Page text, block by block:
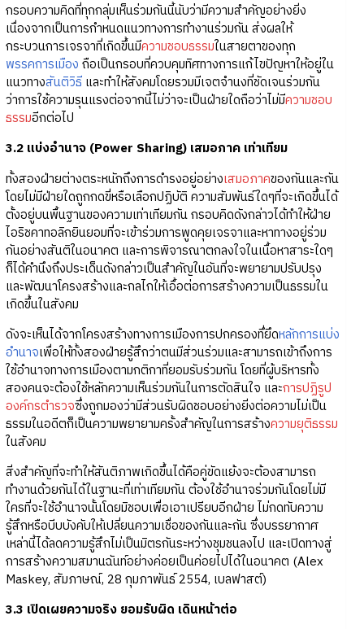
กรอบความคิดที่ทุกกลุ่มเห็นร่วมกันนี้นับว่ามีความสำคัญอย่างยิ่ง
เนื่องจากเป็นการกำหนดแนวทางการทำงานร่วมกัน ส่งผลให้
กระบวนการเจรจาที่เกิดขึ้นมีความชอบธรรมในสายตาของทุก
พรรคการเมือง ถือเป็นกรอบที่ควบคุมทิศทางการแก้ไขปัญหาให้อยู่ใน
แนวทางสันติวิธีและทำให้สังคมโดยรวมมีเจตจำนงที่ชัดเจนร่วมกัน
ว่าการใช้ความรุนแรงต่อจากนี้ไม่ว่าจะเป็นฝ่ายใดถือว่าไม่มีความชอบ
ธรรมอีกต่อไป
3.2 แบ่งอำนาจ (Power Sharing) เสมอภาค เท่าเทียม
ทั้งสองฝ่ายต่างตระหนักถึงการดำรงอยู่อย่างเสมอภาคของกันและกัน
โดยไม่มีฝ่ายใดถูกกดขี่หรือเลือกปฏิบัติ ความสัมพันธ์ใดๆที่จะเกิดขึ้นได้
ตั้งอยู่บนพื้นฐานของความเท่าเทียมกัน กรอบคิดดังกล่าวได้ทำให้ฝ่าย
ไอริชคาทอลิกยินยอมที่จะเข้าร่วมการพูดคุยเจรจาและหาทางอยู่ร่วม
กันอย่างสันติในอนาคต และการพิจารณาตกลงใจในเนื้อหาสาระใดๆ
ก็ได้คำนึงถึงประเด็นดังกล่าวเป็นสำคัญในอันที่จะพยายามปรับปรุง
และพัฒนาโครงสร้างและกลไกให้เอื้อต่อการสร้างความเป็นธรรมใน
เกิดขึ้นในสังคม
ดังจะเห็นได้จากโครงสร้างทางการเมืองการปกครองทึ่ยึดหลักการแบ่ง
อำนาจเพื่อให้ทั้งสองฝ่ายรู้สึกว่าตนมีส่วนร่วมและสามารถเข้าถึงการ
ใช้อำนาจทางการเมืองตามกติกาที่ยอมรับร่วมกัน โดยที่ผู้บริหารทั้ง
สองคนจะต้องใช้หลักความเห็นร่วมกันในการตัดสินใจ และการปฏิรูป
องค์กรตำรวจซึ่งถูกมองว่ามีส่วนรับผิดชอบอย่างยิ่งต่อความไม่เป็น
ธรรมในอดีตก็เป็นความพยายามครั้งสำคัญในการสร้างความยุติธรรม
ในสังคม
สิ่งสำคัญที่จะทำให้สันติภาพเกิดขึ้นได้คือคู่ขัดแย้งจะต้องสามารถ
ทำงานด้วยกันได้ในฐานะที่เท่าเทียมกัน ต้องใช้อำนาจร่วมกันโดยไม่มี
ใครที่จะใช้อำนาจนั้นโดยมิชอบเพื่อเอาเปรียบอีกฝ่าย ไม่กดทับความ
รู้สึกหรือบีบบังคับให้เปลี่ยนความเชื่อของกันและกัน ซึ่งบรรยากาศ
เหล่านี้ได้ลดความรู้สึกไม่เป็นมิตรกันระหว่างชุมชนลงไป และเปิดทางสู่
การสร้างความสมานฉันท์อย่างค่อยเป็นค่อยไปได้ในอนาคต (Alex
Maskey, สัมภาษณ์, 28 กุมภาพันธ์ 2554, เบลฟาสต์)
3.3 เปิดเผยความจริง ยอมรับผิด เดินหน้าต่อ